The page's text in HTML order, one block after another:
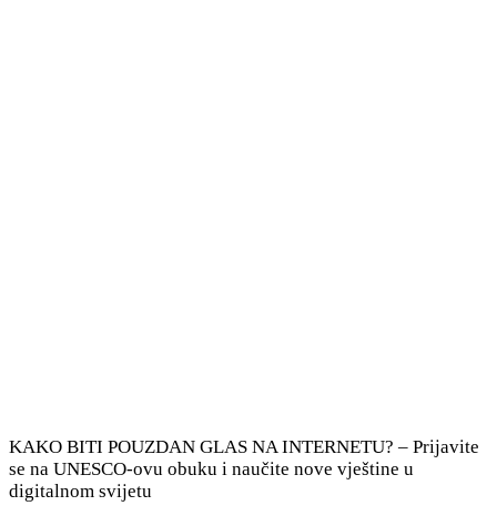
KAKO BITI POUZDAN GLAS NA INTERNETU? ‒ Prijavite
se na UNESCO-ovu obuku i naučite nove vještine u
digitalnom svijetu